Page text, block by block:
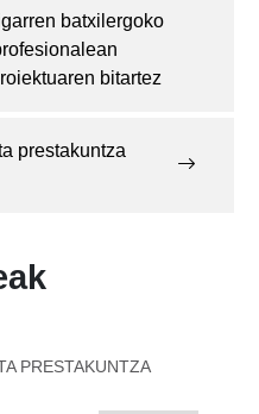
batxilergoko
bitartez
prestakuntza
PRESTAKUNTZA